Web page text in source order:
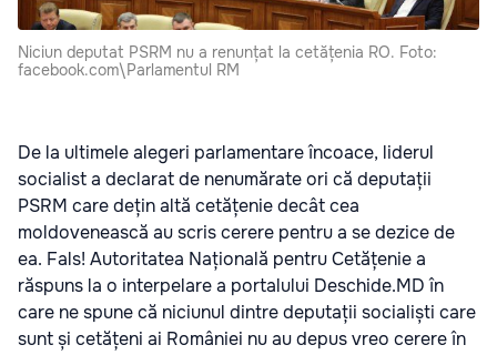
Niciun deputat PSRM nu a renunțat la cetățenia RO. Foto:
facebook.com\Parlamentul RM
De la ultimele alegeri parlamentare încoace, liderul
socialist a declarat de nenumărate ori că deputații
PSRM care dețin altă cetățenie decât cea
moldovenească au scris cerere pentru a se dezice de
ea. Fals! Autoritatea Națională pentru Cetățenie a
răspuns la o interpelare a portalului Deschide.MD în
care ne spune că niciunul dintre deputații socialiști care
sunt și cetățeni ai României nu au depus vreo cerere în